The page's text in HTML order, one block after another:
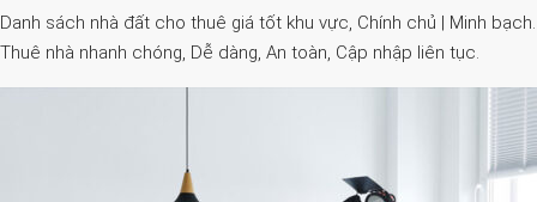
Danh sách nhà đất cho thuê giá tốt khu vực, Chính chủ | Minh bạch.
Thuê nhà nhanh chóng, Dễ dàng, An toàn, Cập nhập liên tục.